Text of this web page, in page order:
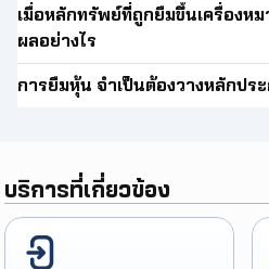
เมื่อหลักทรัพย์ที่ถูกยืมขึ้นเครื่องห
ผลอย่างไร
การยืมหุ้น จำเป็นต้องวางหลักปร
บริการที่เกี่ยวข้อง